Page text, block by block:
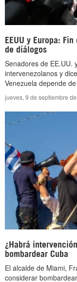
EEUU y Europa:
de diálogos
Senadores de EE.UU.
intervenezolanos y
Venezuela depende
jueves, 9 de septiembre
¿Habrá
bombardear Cuba
El alcalde de Miami,
considerar